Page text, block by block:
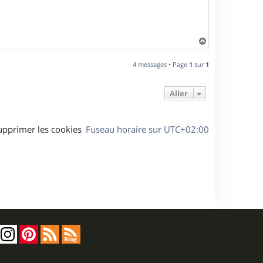
a
t
4 messages • Page 1 sur 1
Aller
Fuseau horaire sur UTC+02:00
les cookies